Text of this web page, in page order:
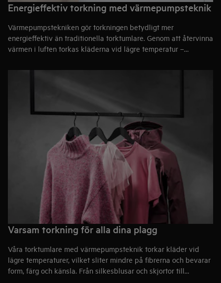
Energieffektiv torkning med värmepumpsteknik
Värmepumpstekniken gör torkningen betydligt mer
energieffektiv än traditionella torktumlare. Genom att återvinna
värmen i luften torkas kläderna vid lägre temperatur –
Varsam torkning för alla dina plagg
Våra torktumlare med värmepumpsteknik torkar kläder vid
lägre temperaturer, vilket sliter mindre på fibrerna och bevarar
form, färg och känsla. Från silkesblusar och skjortor till